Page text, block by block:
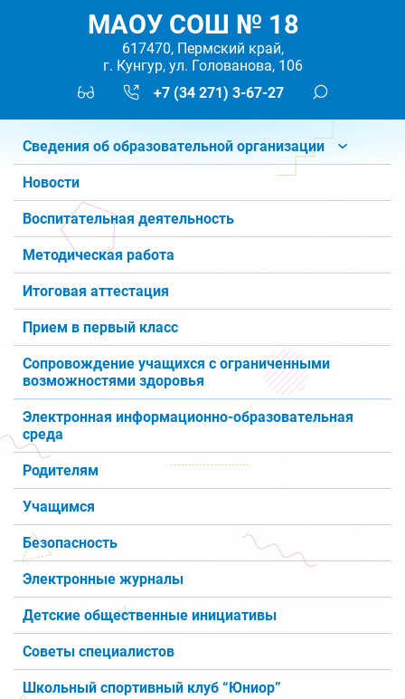
МАОУ СОШ № 18
617470, Пермский край,
г. Кунгур, ул. Голованова, 106
+7 (34 271) 3-67-27
Сведения об образовательной организации
Новости
Воспитательная деятельность
Методическая работа
Итоговая аттестация
Прием в первый класс
Сопровождение учащихся с ограниченными
возможностями здоровья
Электронная информационно-образовательная
среда
Родителям
Учащимся
Безопасность
Электронные журналы
Детские общественные инициативы
Советы специалистов
Школьный спортивный клуб “Юниор”